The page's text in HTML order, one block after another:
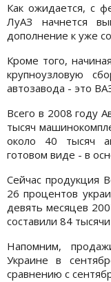
Как ожидается, с
ЛуАЗ начнется
дополнение к уже
Кроме того,
крупноузловую
автозавода - это
Всего в 2008 году
тысяч
около 40 тысяч
готовом виде - в
Сейчас продукция
26 процентов
девять месяцев
составили 84
Напомним,
Украине в
сравнению с